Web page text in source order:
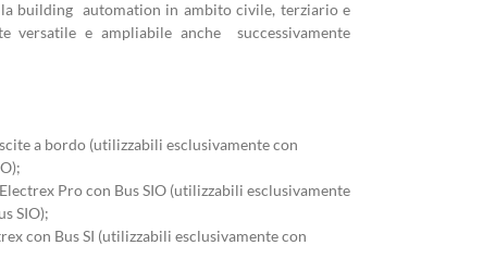
building automation in ambito civile, terziario e
versatile e ampliabile anche successivamente
a bordo (utilizzabili esclusivamente con
Pro con Bus SIO (utilizzabili esclusivamente
SIO);
con Bus SI (utilizzabili esclusivamente con